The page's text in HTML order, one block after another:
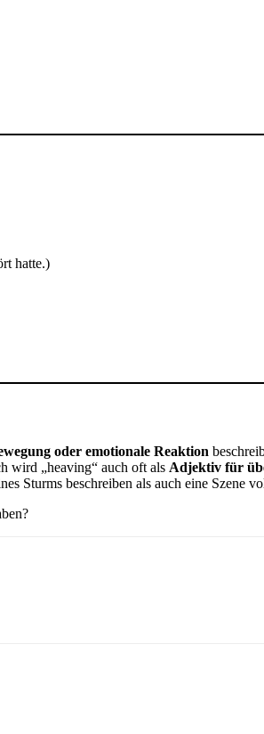
hatte.)
oder emotionale Reaktion
wird „heaving“ auch oft als Adjektiv für
Sturms beschreiben als auch eine Szene